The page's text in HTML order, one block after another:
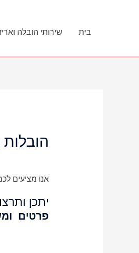
בית
שירותי הובלה
אנו מציעים
יתכן
פרטים